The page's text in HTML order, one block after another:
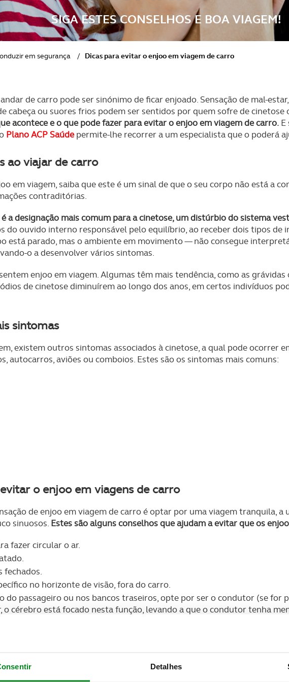
Detalhes
SIGA ESTES CONSELHOS E BOA VIAGEM!
em segurança / Dicas para evitar o enjoo em viagem de carro
de carro pode ser sinónimo de ficar enjoado. Sensação de mal-
cabeça ou suores frios podem ser sentidos por quem sofre de
acontece e o que pode fazer para evitar o enjoo em viagem de carro. E
Plano ACP Saúdepermite-lhe recorrer a um especialista que o poderá
ao viajar de carro
em viagem, saiba que este é um sinal de que o seu corpo não está a
contraditórias.
a designação mais comum para a cinetose, um distúrbio do sistema
do ouvido interno responsável pelo equilíbrio, ao receber dois tipos de
está parado, mas o ambiente em movimento — não consegue
o a desenvolver vários sintomas.
enjoo em viagem. Algumas têm mais tendência, como as
de cinetose diminuírem ao longo dos anos, em certos indivíduos
sintomas
existem outros sintomas associados à cinetose, a qual pode ocorrer
autocarros, aviões ou comboios. Estes são os sintomas mais comuns:
o enjoo em viagens de carro
de enjoo em viagem de carro é optar por uma viagem tranquila, a
sinuosos. Estes são alguns conselhos que ajudam a evitar que os
fazer circular o ar.
fechados.
no horizonte de visão, fora do carro.
do passageiro ou nos bancos traseiros, opte por ser o condutor (se for
o cérebro está focado nesta função, levando a que o condutor tenha
do passageiro, pois é mais fácil focar um ponto do exterior.
bebendo água.
demasiado quente.
do carro.